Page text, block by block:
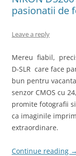
pasionatii de
Leave a reply
Mereu fiabil,
D-SLR care face
bun pentru
senzor CMOS cu
promite fotografii
ca imaginile
extraordinare.
Continue reading →